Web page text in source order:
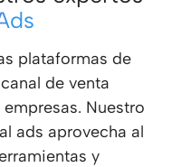
plataformas de
de venta
Nuestro
ads aprovecha al
y